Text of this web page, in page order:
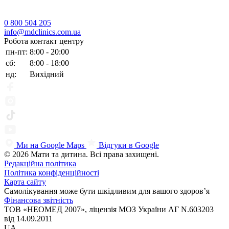
0 800 504 205
info@mdclinics.com.ua
Робота контакт центру
пн-пт: 8:00 - 20:00
сб:
8:00 - 18:00
нд:
Вихідний
Ми на Google Maps
Відгуки в Google
© 2026 Мати та дитина. Всі права захищені.
Редакційна політика
Політика конфіденційності
Карта сайту
Самолікування може бути шкідливим для вашого здоров’я
Фінансова звітність
ТОВ «НЕОМЕД 2007», ліцензія МОЗ України АГ N.603203
від 14.09.2011